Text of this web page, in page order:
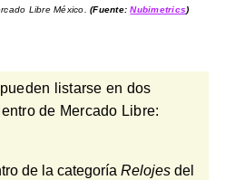
Libre México.(Fuente:Nubimetrics)
listarse en dos
de Mercado Libre:
de la categoría Relojes del